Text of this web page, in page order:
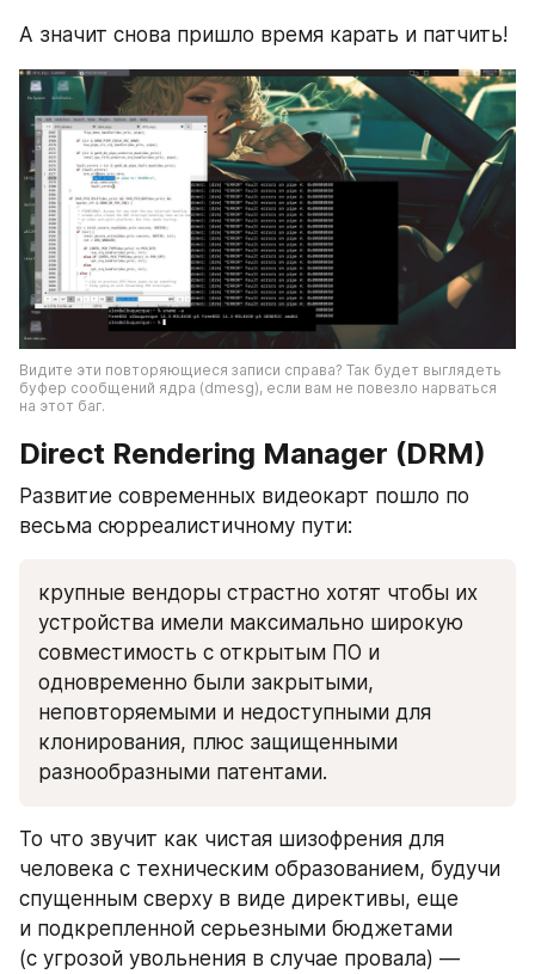
А значит снова пришло время карать и патчить!
Видите эти повторяющиеся записи справа? Так будет выглядеть
буфер сообщений ядра (dmesg), если вам не повезло нарваться
на этот баг.
Direct Rendering Manager (DRM)
Развитие современных видеокарт пошло по
весьма сюрреалистичному пути:
крупные вендоры страстно хотят чтобы их
устройства имели максимально широкую
совместимость с открытым ПО и
одновременно были закрытыми,
неповторяемыми и недоступными для
клонирования, плюс защищенными
разнообразными патентами.
То что звучит как чистая шизофрения для
человека с техническим образованием, будучи
спущенным сверху в виде директивы, еще
и подкрепленной серьезными бюджетами
(с угрозой увольнения в случае провала) —